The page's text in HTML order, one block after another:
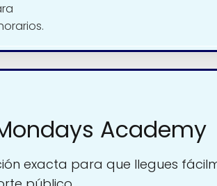
Academy
exacta para que llegues